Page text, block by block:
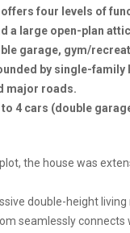
four levels of
a large open-plan
garage, gym/
by single-
major roads.
4 cars (double
the house was
double-height
seamlessly